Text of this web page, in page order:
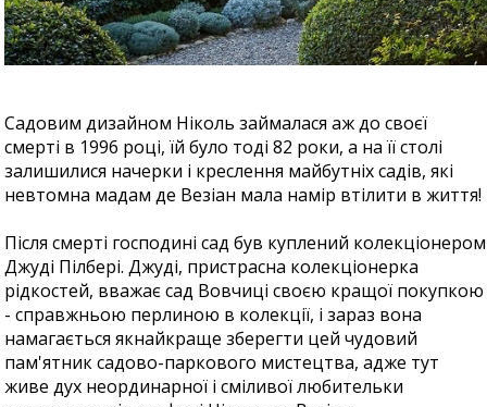
Садовим дизайном Ніколь займалася аж до своєї
смерті в 1996 році, їй було тоді 82 роки, а на її столі
залишилися начерки і креслення майбутніх садів, які
невтомна мадам де Везіан мала намір втілити в життя!
Після смерті господині сад був куплений колекціонером
Джуді Пілбері. Джуді, пристрасна колекціонерка
рідкостей, вважає сад Вовчиці своєю кращої покупкою
- справжньою перлиною в колекції, і зараз вона
намагається якнайкраще зберегти цей чудовий
пам'ятник садово-паркового мистецтва, адже тут
живе дух неординарної і сміливої любительки